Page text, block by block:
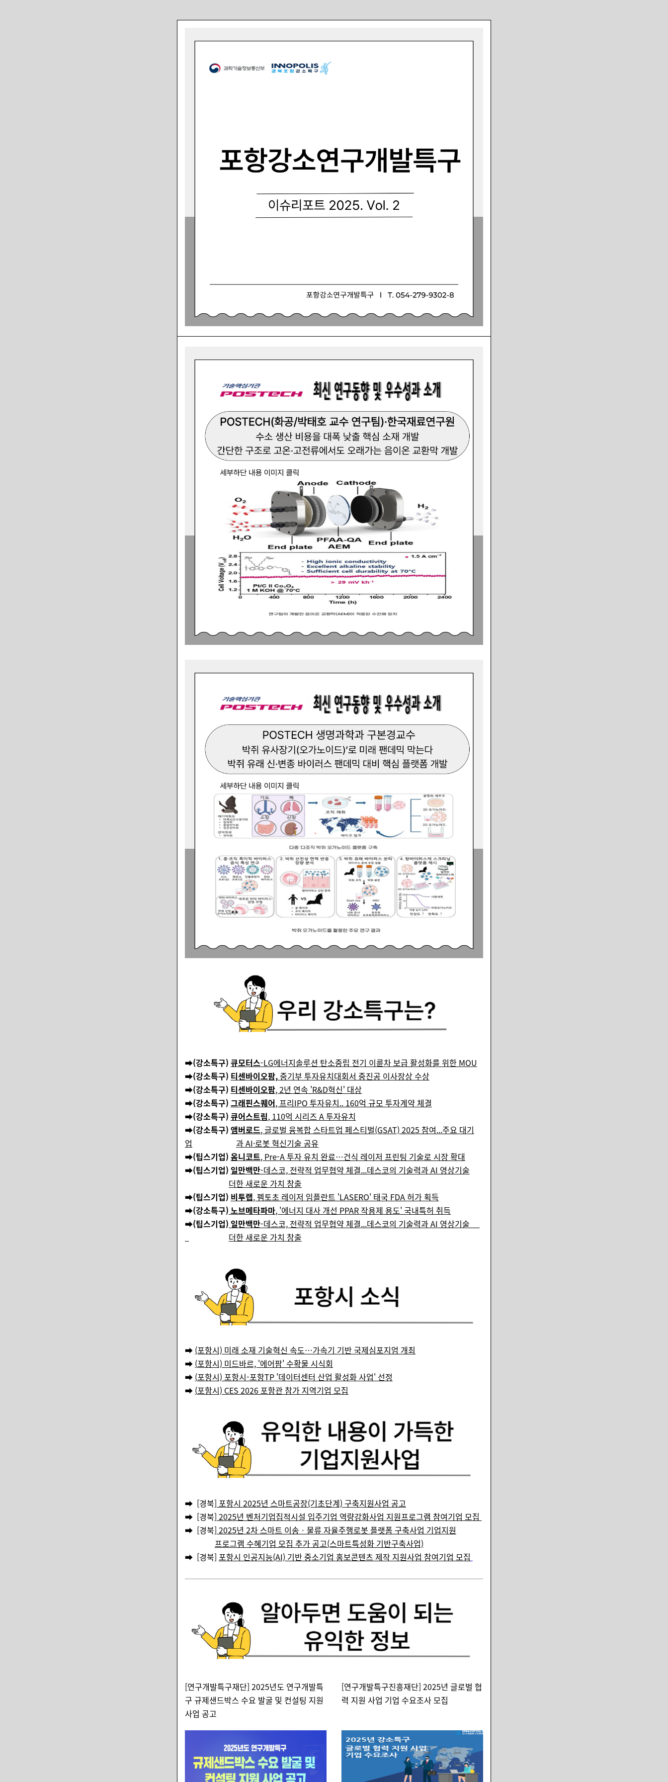
➡️(강소특구) 큐모터스-LG에너지솔루션 탄소중립 전기 이륜차 보급 활성화를 위한 MOU
➡️(강소특구) 티센바이오팜,중기부 투자유치대회서 중진공 이사장상 수상
➡️(강소특구) 티센바이오팜, 2년 연속 'R&D혁신' 대상
➡️(강소특구) 그래핀스퀘어, 프리IPO 투자유치.. 160억 규모 투자계약 체결
➡️(강소특구) 큐어스트림, 110억 시리즈 A 투자유치
➡️(강소특구) 앰버로드, 글로벌 융복합 스타트업 페스티벌(GSAT) 2025 참여...주요 대기
업
과 AI·로봇 혁신기술 공유
➡️(팁스기업) 옴니코트, Pre-A 투자 유치 완료…건식 레이저 프린팅 기술로 시장 확대
➡️(팁스기업) 일만백만-데스코, 전략적 업무협약 체결...데스코의 기술력과 AI 영상기술
더한 새로운 가치 창출
➡️(팁스기업) 비투랩, 펨토초 레이저 임플란트 'LASERO' 태국 FDA 허가 획득
➡️(강소특구) 노브메타파마, '에너지 대사 개선 PPAR 작용제 용도' 국내특허 취득
➡️(팁스기업) 일만백만-데스코, 전략적 업무협약 체결...데스코의 기술력과 AI 영상기술
더한 새로운 가치 창출
➡️ (포항시) 미래 소재 기술혁신 속도…가속기 기반 국제심포지엄 개최
➡️ (포항시) 미드바르, '에어팜' 수확물 시식회
➡️ (포항시) 포항시-포항TP '데이터센터 산업 활성화 사업' 선정
➡️ (포항시) CES 2026 포항관 참가 지역기업 모집
➡️ [경북] 포항시 2025년 스마트공장(기초단계) 구축지원사업 공고
➡️ [경북] 2025년 벤처기업집적시설 입주기업 역량강화사업 지원프로그램 참여기업 모집
➡️ [경북] 2025년 2차 스마트 이송ㆍ물류 자율주행로봇 플랫폼 구축사업 기업지원
프로그램 수혜기업 모집 추가 공고(스마트특성화 기반구축사업)
➡️ [경북] 포항시 인공지능(AI) 기반 중소기업 홍보콘텐츠 제작 지원사업 참여기업 모집
[연구개발특구재단] 2025년도 연구개발특
구 규제샌드박스 수요 발굴 및 컨설팅 지원
사업 공고
[연구개발특구진흥재단] 2025년 글로벌 협
력 지원 사업 기업 수요조사 모집